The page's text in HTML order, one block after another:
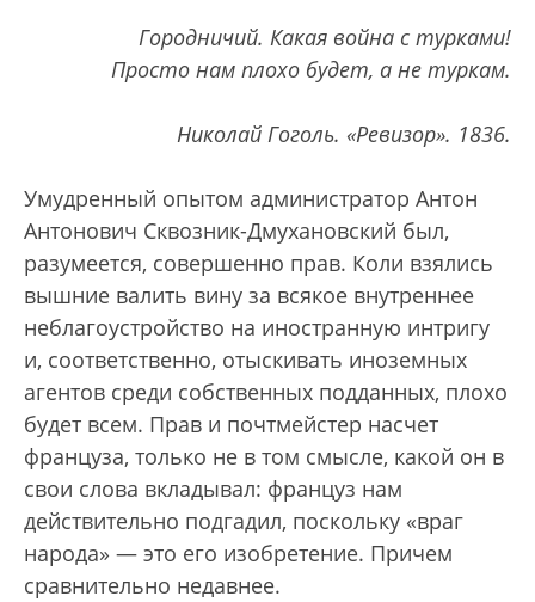
Городничий. Какая война с турками!
Просто нам плохо будет, а не туркам.
Николай Гоголь. «Ревизор». 1836.
Умудренный опытом администратор Антон
Антонович Сквозник-Дмухановский был,
разумеется, совершенно прав. Коли взялись
вышние валить вину за всякое внутреннее
неблагоустройство на иностранную интригу
и, соответственно, отыскивать иноземных
агентов среди собственных подданных, плохо
будет всем. Прав и почтмейстер насчет
француза, только не в том смысле, какой он в
свои слова вкладывал: француз нам
действительно подгадил, поскольку «враг
народа» — это его изобретение. Причем
сравнительно недавнее.